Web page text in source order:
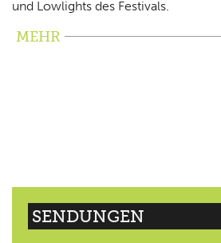
und Lowlights des Festivals.
MEHR
SENDUNGEN